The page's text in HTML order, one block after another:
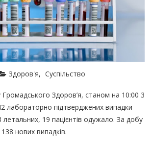
Здоров'я Суспільство
Здоров’я, станом на 10:00 3
лабораторно підтверджених випадки
летальних, 19 пацієнтів одужало. За добу
нових випадків.